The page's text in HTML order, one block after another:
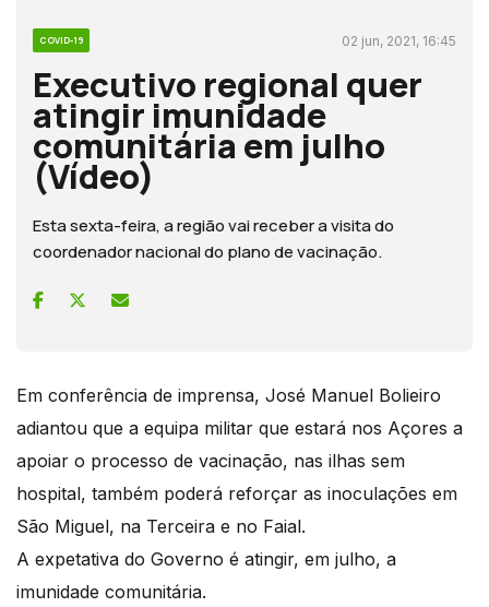
COVID-19 02 jun, 2021, 16:45
Executivo regional quer
atingir imunidade
comunitária em julho
(Vídeo)
Esta sexta-feira, a região vai receber a visita do
coordenador nacional do plano de vacinação.
Em conferência de imprensa, José Manuel Bolieiro
adiantou que a equipa militar que estará nos Açores a
apoiar o processo de vacinação, nas ilhas sem
hospital, também poderá reforçar as inoculações em
São Miguel, na Terceira e no Faial.
A expetativa do Governo é atingir, em julho, a
imunidade comunitária.